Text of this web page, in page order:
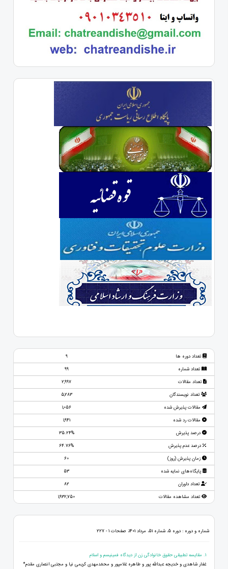
تعداد دوره ها
9
تعداد شماره
99
تعداد مقالات
2,997
تعداد نویسندگان
5,283
مقالات پذیرش شده
1,056
مقالات رد شده
1,941
درصد پذیرش
35.24%
درصد عدم پذیرش
64.76%
زمان پذیرش (روز)
60
پایگاه‌های نمایه شده
53
تعداد داوران
82
تعداد مشاهده مقالات
1,932,750
شماره و دوره : دوره 5، شماره 51، مرداد 1401، صفحات 1 - 227
1. مقایسه تطبیقی حقوق خانوادگی زن از دیدگاه فمینیسم و اسلام
غفار شاهدی و خدیجه عبدالله پور و طاهره غلامپور و محمّدمهدی کریمی نیا و مجتبی انصاری مقدم*